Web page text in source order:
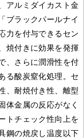
アルミダイカスト金
ブラックパールナイ
力を付与できるセン
焼付きに効果を発揮
、さらに潤滑性を付
る酸炭窒化処理。セ
、耐焼付き性、離型
体金属の反応がなく
トチェック性向上を
鋼の焼戻し温度以下